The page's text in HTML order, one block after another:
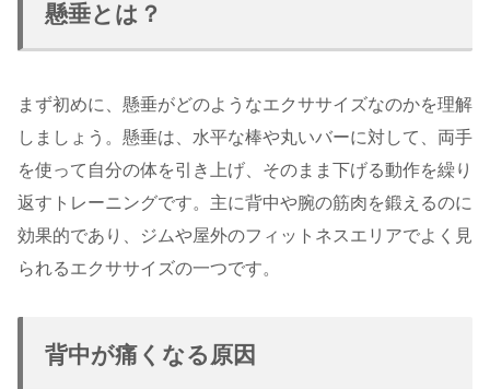
懸垂とは？
まず初めに、懸垂がどのようなエクササイズなのかを理解
しましょう。懸垂は、水平な棒や丸いバーに対して、両手
を使って自分の体を引き上げ、そのまま下げる動作を繰り
返すトレーニングです。主に背中や腕の筋肉を鍛えるのに
効果的であり、ジムや屋外のフィットネスエリアでよく見
られるエクササイズの一つです。
背中が痛くなる原因